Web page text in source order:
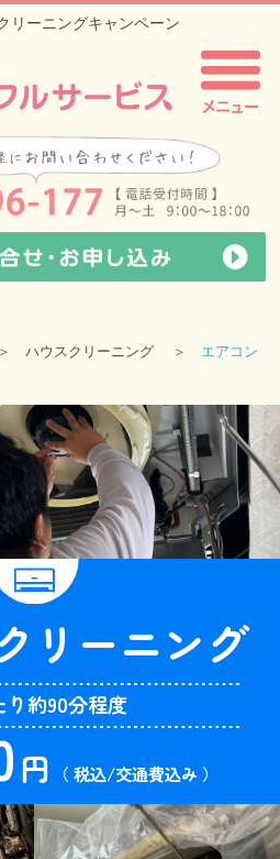
リーニングキャンペーン
ハウスクリーニング
エアコン
リーニング
り約90分程度
円 （ 税込/交通費込み ）